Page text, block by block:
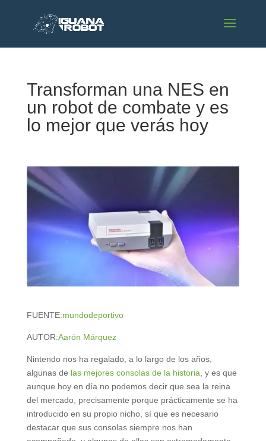
Transforman una NES en
un robot de combate y es
lo mejor que verás hoy
FUENTE:mundodeportivo
AUTOR:Aarón Márquez
Nintendo nos ha regalado, a lo largo de los años,
algunas de las mejores consolas de la historia , y es que
aunque hoy en día no podemos decir que sea la reina
del mercado, precisamente porque prácticamente se ha
introducido en su propio nicho, sí que es necesario
destacar que sus consolas siempre nos han